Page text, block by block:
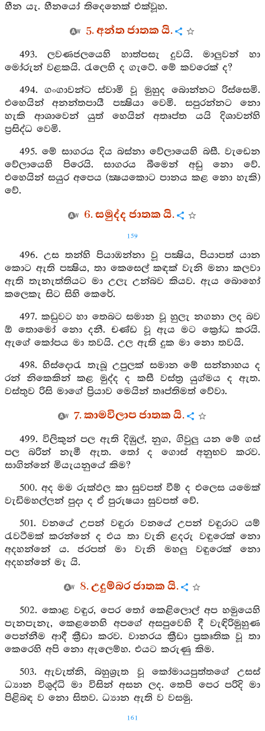
හීන යැ. හීනයෝ තිදෙනෙක් එක්වූහ.
5. අන්ත ජාතක යි.
493. ලවණජලයෙහි හාත්පසැ දුවයි. මාලුවන් හා
මෝරුන් වළකයි. රැලෙහි ද ගැටේ. මේ කවරෙක් ද?
494. ගංගාවන්ට ස්වාමි වූ මුහුද බොන්නට රිස්සෙමි.
එහෙයින් අනන්තපායී පක්‍ෂියා වෙමි. සපුරන්නට නො
හැකි ආශාවෙන් යුත් හෙයින් අතෘප්ත යයි දිශාවන්හි
ප්‍රසිද්ධ වෙමි.
495. මේ සාගරය දිය බස්නා වේලායෙහි බසී. වැඩෙන
වේලායෙහි පිරෙයි. සාගරය බීමෙන් අඩු නො වේ.
එහෙයින් සයුර අපෙය (ක්‍ෂයකොට පානය කළ නො හැකි)
වේ.
6. සමුද්ද ජාතක යි.
159
496. උස තන්හි පියාඹන්නා වූ පක්‍ෂිය, පියාපත් යාන
කොට ඇති පක්‍ෂිය, තා කෙසෙල් කඳක් වැනි මනා කලවා
ඇති තැනැත්තියට මා උලැ උන්බව කියව. ඇය බොහෝ
කලෙකැ සිට සිහි කෙරේ.
497. කඩුවට හා තෙබට සමාන වූ හුලැ නගනා ලද බව
ඕ තොමෝ නො දනී. චණ්ඩ වූ ඇය මට ක්‍රෝධ කරයි.
ඇගේ කෝපය මා තවයි. උල ඇති දුක මා නො තවයි.
498. හිස්දොරැ තැබූ උපුලක් සමාන මේ සන්නාහය ද
රන් නිකෙකින් කළ මුද්ද ද කසී වස්ත්‍ර යුග්මය ද ඇත.
වස්තුව රිසි මාගේ ප්‍රියාව මෙයින් තෘප්තිමත් වේවා.
7. කාමවිලාප ජාතක යි.
499. විලිකුන් පල ඇති දිඹුල්, නුග, ගිවුලු යන මේ ගස්
පල බරින් නැමී ඇත. තෝ ද ගොස් අනුභව කරව.
සාගින්නේ මියැයනුයේ කිම?
500. අද මම රුක්ඵල කා සුවපත් වීම් ද එලෙස යමෙක්
වැඩිමහල්ලන් පුදා ද ඒ පුරුෂයා සුවපත් වේ.
501. වනයේ උපන් වඳුරා වනයේ උපන් වඳුරාට යම්
රැවටීමක් කරන්නේ ද එය තා වැනි ළදරු වඳුරෙක් නො
අදහන්නේ ය. ජරපත් මා වැනි මහලු වඳුරෙක් නො
අදහන්නේ මැ යි.
8. උදුම්බර ජාතක යි.
502. කොළ වඳුර, පෙර තෝ කෙළිලොල් අප හමුයෙහි
පැනපැනැ, කෙළනෙහි අපගේ අසපුවෙහි දී වැඳිරිමුහුණ
පෙන්නීම ආදී ක්‍රීඩා කරව. වානරය ක්‍රීඩා ප්‍රකෘතික වූ තා
කෙරෙහි අපි නො ඇලෙම්හ. එයට කරුණු කිම.
503. ඇවැත්නි, බහුශ්‍රුත වූ කෝමායපුත්තගේ උසස්
ධ්‍යාන විශුද්ධි මා විසින් අසන ලද. තෙපි පෙර පරිදි මා
පිළිබඳ ව නො සිතව. ධ්‍යාන ඇති ව වසමු.
161